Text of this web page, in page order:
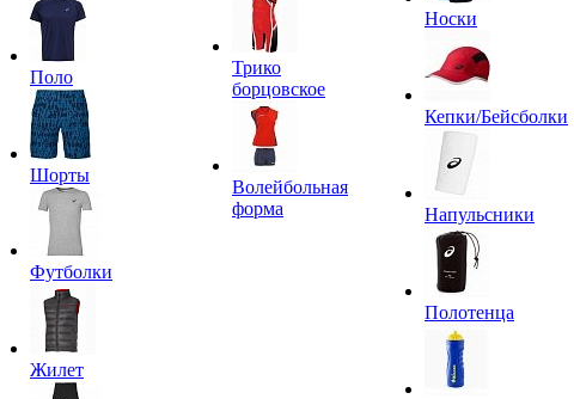
Поло
Шорты
Футболки
Жилет
Трико
борцовское
Волейбольная
форма
Носки
Кепки/Бейсболки
Напульсники
Полотенца